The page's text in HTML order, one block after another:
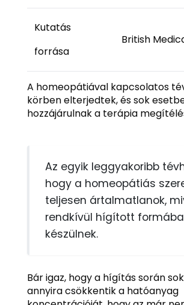
Kutatás
forrása
British
A homeopátiával kapcsolatos
körben elterjedtek, és sok
hozzájárulnak a terápia
Az egyik leggyakoribb
hogy a homeopátiás
teljesen ártalmatlanok,
rendkívül hígított
készülnek.
Bár igaz, hogy a hígítás során
annyira csökkentik a hatóanyag